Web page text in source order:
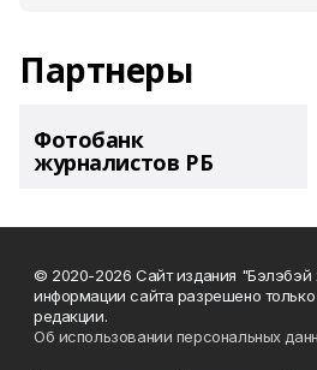
Партнеры
Фотобанк
журналистов РБ
© 2020-2026 Сайт издания "Бэлэбэй
информации сайта разрешено
редакции.
Об использовании персональных